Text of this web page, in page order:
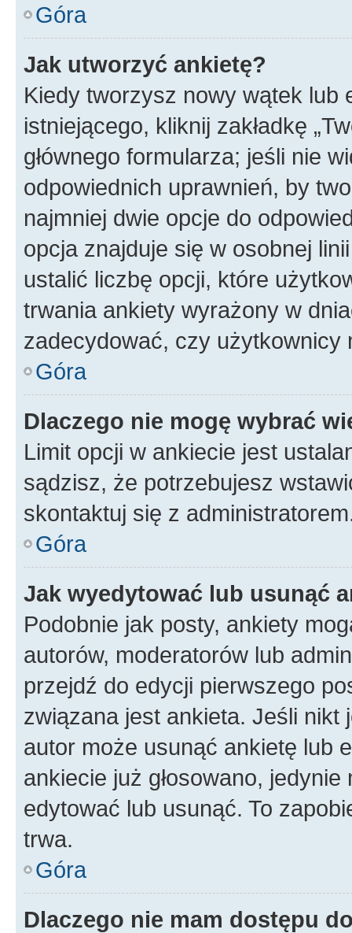
Góra
Jak utworzyć ankietę?
Kiedy tworzysz nowy wątek lub
istniejącego, kliknij zakładkę
głównego formularza; jeśli nie
odpowiednich uprawnień, by
najmniej dwie opcje do
opcja znajduje się w osobnej
ustalić liczbę opcji, które
trwania ankiety wyrażony w
zadecydować, czy użytkownicy
Góra
Dlaczego nie mogę wybrać
Limit opcji w ankiecie jest
sądzisz, że potrzebujesz
skontaktuj się z
Góra
Jak wyedytować lub usunąć
Podobnie jak posty, ankiety
autorów, moderatorów lub
przejdź do edycji pierwszego
związana jest ankieta. Jeśli nikt
autor może usunąć ankietę lub
ankiecie już głosowano,
edytować lub usunąć. To
trwa.
Góra
Dlaczego nie mam dostępu